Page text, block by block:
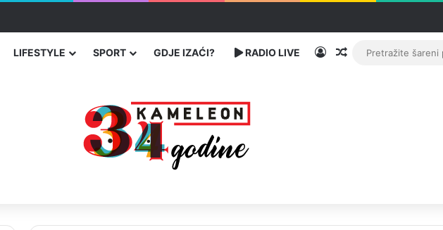
u SAD-u: Više od 25.000 zaraženih
LIFESTYLE SPORT GDJE IZAĆI? RADIO LIVE PrijavaRandom članak